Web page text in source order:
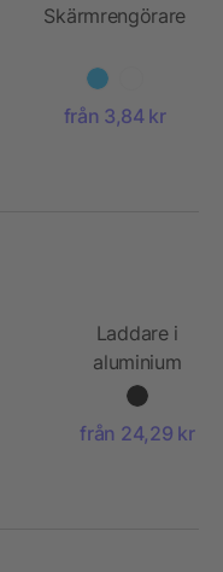
Skärmrengörare
från 3,84 kr
Laddare i
aluminium
med Li-ion
från 24,29 kr